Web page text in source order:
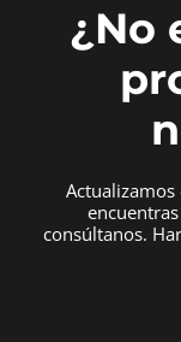
¿No
consúltanos.